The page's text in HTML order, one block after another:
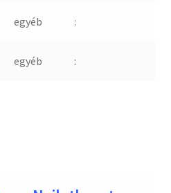
egyéb :
egyéb :